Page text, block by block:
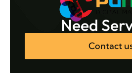
Need
Contact